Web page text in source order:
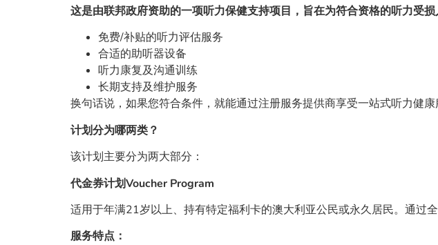
这是由联邦政府资助的一项听力保健支持项目，旨在为符合资格的听力受损
免费/补贴的听力评估服务
合适的助听器设备
听力康复及沟通训练
长期支持及维护服务
换句话说，如果您符合条件，就能通过注册服务提供商享受一站式听力健
计划分为哪两类？
该计划主要分为两大部分：
代金券计划Voucher Program
适用于年满21岁以上、持有特定福利卡的澳大利亚公民或永久居民。通过
服务特点：